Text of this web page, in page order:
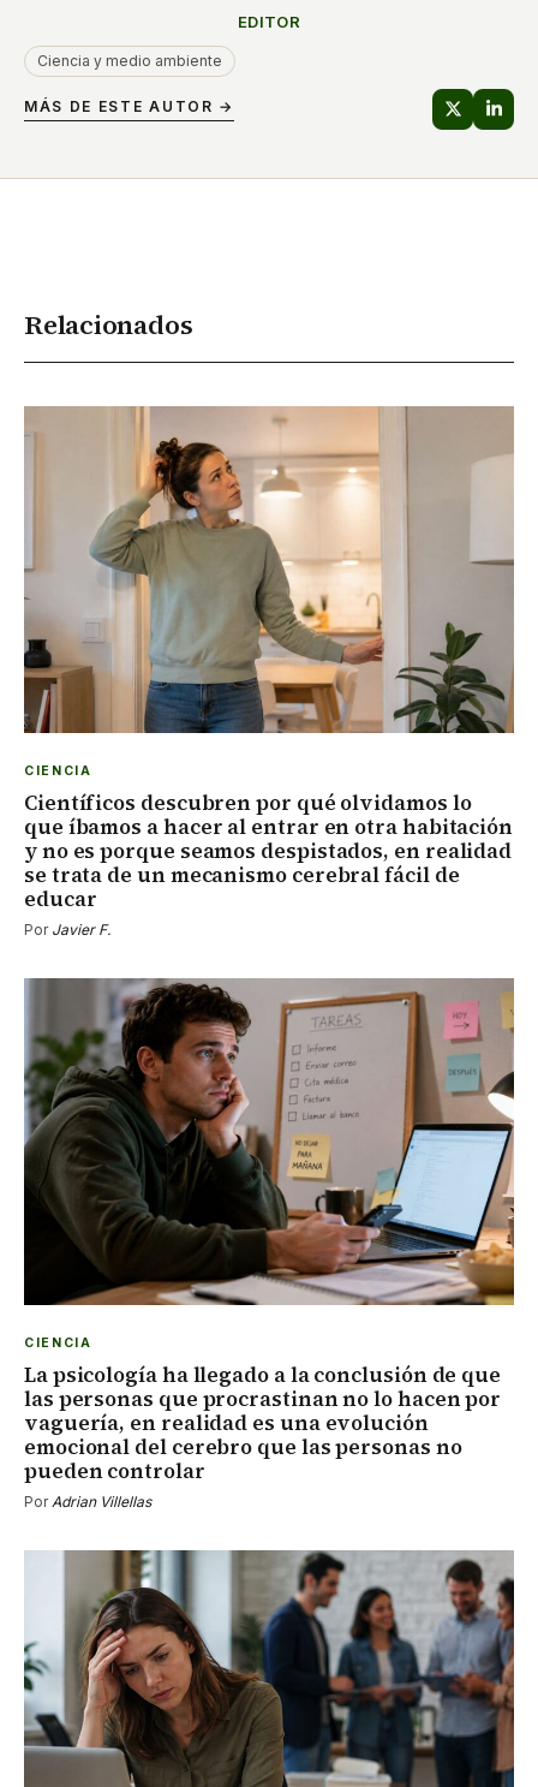
EDITOR
Ciencia y medio ambiente
MÁS DE ESTE AUTOR →
Relacionados
CIENCIA
Científicos descubren por qué olvidamos lo
que íbamos a hacer al entrar en otra habitación
y no es porque seamos despistados, en realidad
se trata de un mecanismo cerebral fácil de
educar
Por Javier F.
CIENCIA
La psicología ha llegado a la conclusión de que
las personas que procrastinan no lo hacen por
vaguería, en realidad es una evolución
emocional del cerebro que las personas no
pueden controlar
Por Adrian Villellas